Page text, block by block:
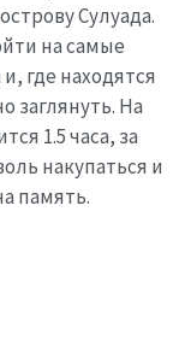
Сулуада.
на самые
где находятся
заглянуть. На
1.5 часа, за
накупаться и
память.